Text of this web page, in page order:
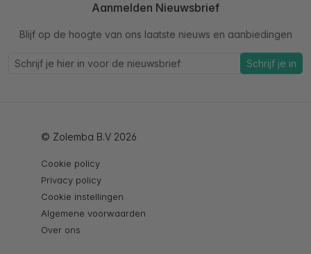
Aanmelden Nieuwsbrief
Blijf op de hoogte van ons laatste nieuws en aanbiedingen
Schrijf je in
© Zolemba B.V 2026
Cookie policy
Privacy policy
Cookie instellingen
Algemene voorwaarden
Over ons